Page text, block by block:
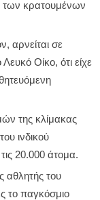
των κρατουμένων
αρνείται σε
Οίκο, ότι είχε
της κλίμακας
ινδικού
20.000 άτομα.
του
το παγκόσμιο